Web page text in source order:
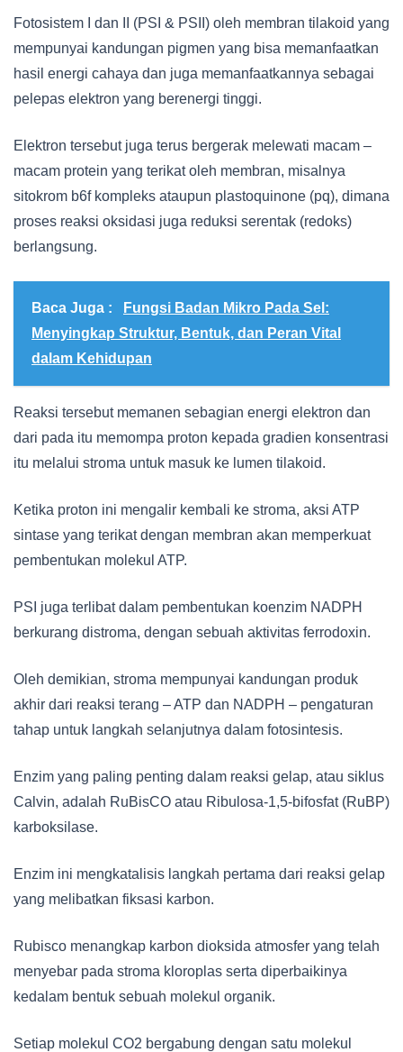
Fotosistem I dan II (PSI & PSII) oleh membran tilakoid yang
mempunyai kandungan pigmen yang bisa memanfaatkan
hasil energi cahaya dan juga memanfaatkannya sebagai
pelepas elektron yang berenergi tinggi.
Elektron tersebut juga terus bergerak melewati macam –
macam protein yang terikat oleh membran, misalnya
sitokrom b6f kompleks ataupun plastoquinone (pq), dimana
proses reaksi oksidasi juga reduksi serentak (redoks)
berlangsung.
Baca Juga :
Fungsi Badan Mikro Pada Sel:
Menyingkap Struktur, Bentuk, dan Peran Vital
dalam Kehidupan
Reaksi tersebut memanen sebagian energi elektron dan
dari pada itu memompa proton kepada gradien konsentrasi
itu melalui stroma untuk masuk ke lumen tilakoid.
Ketika proton ini mengalir kembali ke stroma, aksi ATP
sintase yang terikat dengan membran akan memperkuat
pembentukan molekul ATP.
PSI juga terlibat dalam pembentukan koenzim NADPH
berkurang distroma, dengan sebuah aktivitas ferrodoxin.
Oleh demikian, stroma mempunyai kandungan produk
akhir dari reaksi terang – ATP dan NADPH – pengaturan
tahap untuk langkah selanjutnya dalam fotosintesis.
Enzim yang paling penting dalam reaksi gelap, atau siklus
Calvin, adalah RuBisCO atau Ribulosa-1,5-bifosfat (RuBP)
karboksilase.
Enzim ini mengkatalisis langkah pertama dari reaksi gelap
yang melibatkan fiksasi karbon.
Rubisco menangkap karbon dioksida atmosfer yang telah
menyebar pada stroma kloroplas serta diperbaikinya
kedalam bentuk sebuah molekul organik.
Setiap molekul CO2 bergabung dengan satu molekul